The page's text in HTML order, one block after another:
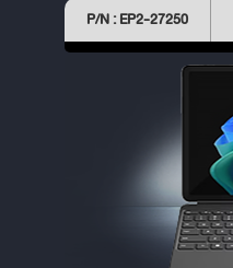
P/N : EP2-27250